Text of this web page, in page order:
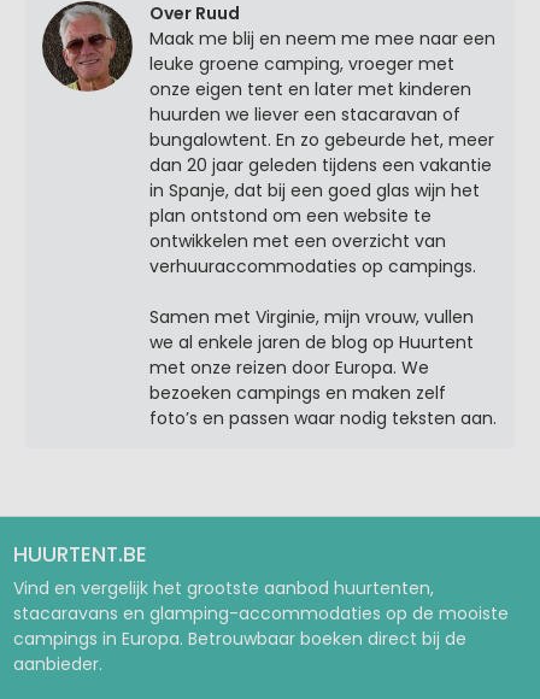
Over Ruud
Maak me blij en neem me mee naar een
leuke groene camping, vroeger met
onze eigen tent en later met kinderen
huurden we liever een stacaravan of
bungalowtent. En zo gebeurde het, meer
dan 20 jaar geleden tijdens een vakantie
in Spanje, dat bij een goed glas wijn het
plan ontstond om een website te
ontwikkelen met een overzicht van
verhuuraccommodaties op campings.
Samen met Virginie, mijn vrouw, vullen
we al enkele jaren de blog op Huurtent
met onze reizen door Europa. We
bezoeken campings en maken zelf
foto’s en passen waar nodig teksten aan.
HUURTENT.BE
Vind en vergelijk het grootste aanbod huurtenten,
stacaravans en glamping-accommodaties op de mooiste
campings in Europa. Betrouwbaar boeken direct bij de
aanbieder.